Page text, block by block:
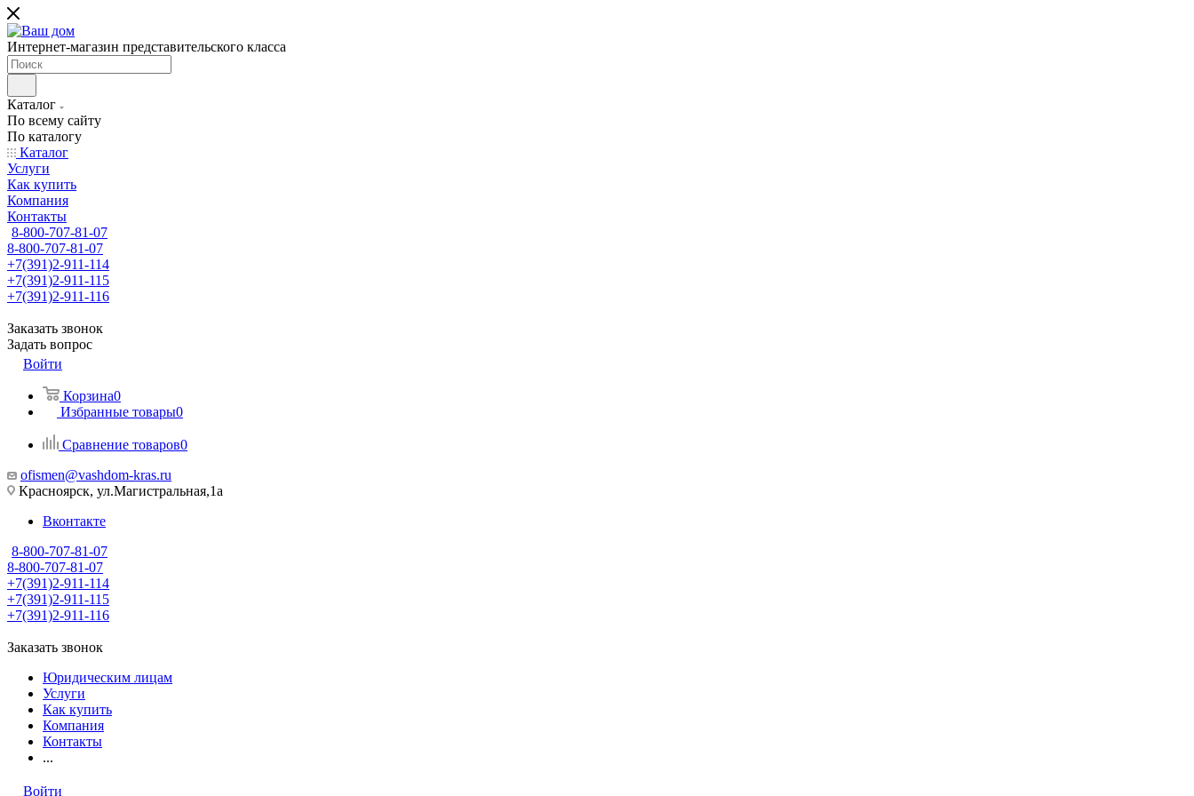
Интернет-магазин представительского класса
Каталог
По всему сайту
По каталогу
Каталог
Услуги
Как купить
Компания
Контакты
8-800-707-81-07
8-800-707-81-07
+7(391)2-911-114
+7(391)2-911-115
+7(391)2-911-116
Заказать звонок
Задать вопрос
Войти
Корзина0
Избранные товары0
Сравнение товаров0
ofismen@vashdom-kras.ru
Красноярск, ул.Магистральная,1а
Вконтакте
8-800-707-81-07
8-800-707-81-07
+7(391)2-911-114
+7(391)2-911-115
+7(391)2-911-116
Заказать звонок
Юридическим лицам
Услуги
Как купить
Компания
Контакты
...
Войти